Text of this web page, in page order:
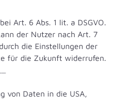
Art. 6 Abs. 1 lit. a DSGVO.
der Nutzer nach Art. 7
die Einstellungen der
für die Zukunft widerrufen.
von Daten in die USA,